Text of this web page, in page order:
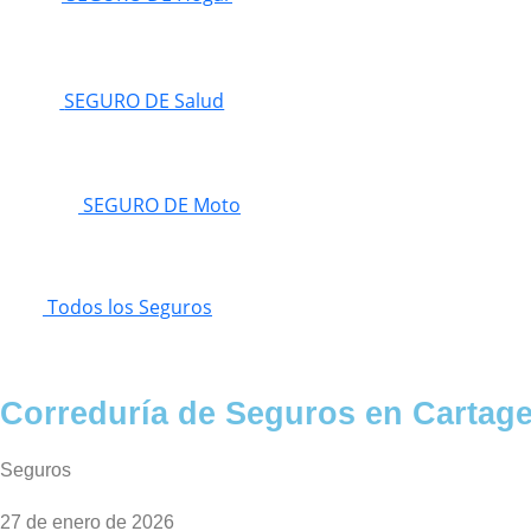
SEGURO DE Salud
SEGURO DE Moto
Todos los Seguros
Correduría de Seguros en
Seguros
27 de enero de 2026